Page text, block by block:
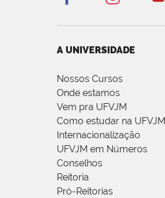
A UNIVERSIDADE
Nossos Cursos
Onde estamos
Vem pra UFVJM
Como estudar na UFVJM
Internacionalização
UFVJM em Números
Conselhos
Reitoria
Pró-Reitorias